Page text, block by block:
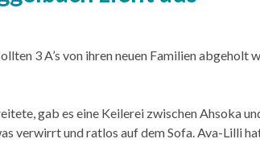
3 A’s von ihren neuen Familien
gab es eine Keilerei zwischen Ahsoka
verwirrt und ratlos auf dem Sofa. Ava-Lilli